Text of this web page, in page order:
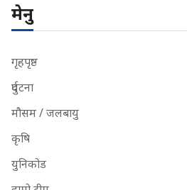
मेनु
गृहपृष्ठ
दुर्घटना
मौसम / जलबायु
कृषि
युनिकोड